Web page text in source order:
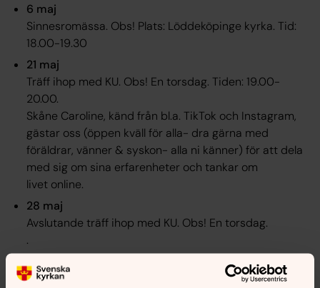
6 maj
Sinnesromässa. Obs! Plats: Löddeköpinge kyrka. Tid:
18.00-19.30
21 maj
Träff ihop med KU. Obs! En torsdag. Tiden: 19.00-
20.00.
Skåne Caroline, känd från bl.a. TikTok och Instagram,
gästar oss (öppen kväll för alla- dra gärna med
föräldrar, vänner & syskon- alla ni känner) för att dela
med sig om sina erfarenheter och tankar om
livet online.
28 maj
Avslutande träff ihop med KU. Obs! En torsdag.
.
Vi ses i källaren i Löddeköpinge församlingshem mellan
klockan 18.00-20.30.